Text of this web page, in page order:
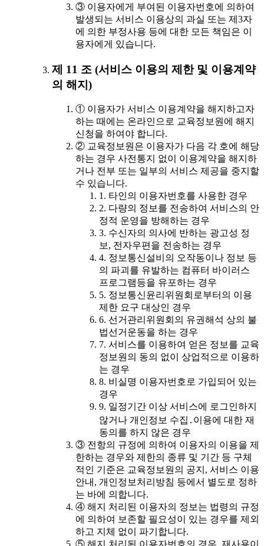
③ 이용자에게 부여된 이용자번호에 의하여
발생되는 서비스 이용상의 과실 또는 제3자
에 의한 부정사용 등에 대한 모든 책임은 이
용자에게 있습니다.
제 11 조 (서비스 이용의 제한 및 이용계약
의 해지)
① 이용자가 서비스 이용계약을 해지하고자
하는 때에는 온라인으로 교육정보원에 해지
신청을 하여야 합니다.
② 교육정보원은 이용자가 다음 각 호에 해당
하는 경우 사전통지 없이 이용계약을 해지하
거나 전부 또는 일부의 서비스 제공을 중지할
수 있습니다.
1. 타인의 이용자번호를 사용한 경우
2. 다량의 정보를 전송하여 서비스의 안
정적 운영을 방해하는 경우
3. 수신자의 의사에 반하는 광고성 정
보, 전자우편을 전송하는 경우
4. 정보통신설비의 오작동이나 정보 등
의 파괴를 유발하는 컴퓨터 바이러스
프로그램등을 유포하는 경우
5. 정보통신윤리위원회로부터의 이용
제한 요구 대상인 경우
6. 선거관리위원회의 유권해석 상의 불
법선거운동을 하는 경우
7. 서비스를 이용하여 얻은 정보를 교육
정보원의 동의 없이 상업적으로 이용하
는 경우
8. 비실명 이용자번호로 가입되어 있는
경우
9. 일정기간 이상 서비스에 로그인하지
않거나 개인정보 수집․이용에 대한 재
동의를 하지 않은 경우
③ 전항의 규정에 의하여 이용자의 이용을 제
한하는 경우와 제한의 종류 및 기간 등 구체
적인 기준은 교육정보원의 공지, 서비스 이용
안내, 개인정보처리방침 등에서 별도로 정하
는 바에 의합니다.
④ 해지 처리된 이용자의 정보는 법령의 규정
에 의하여 보존할 필요성이 있는 경우를 제외
하고 지체 없이 파기합니다.